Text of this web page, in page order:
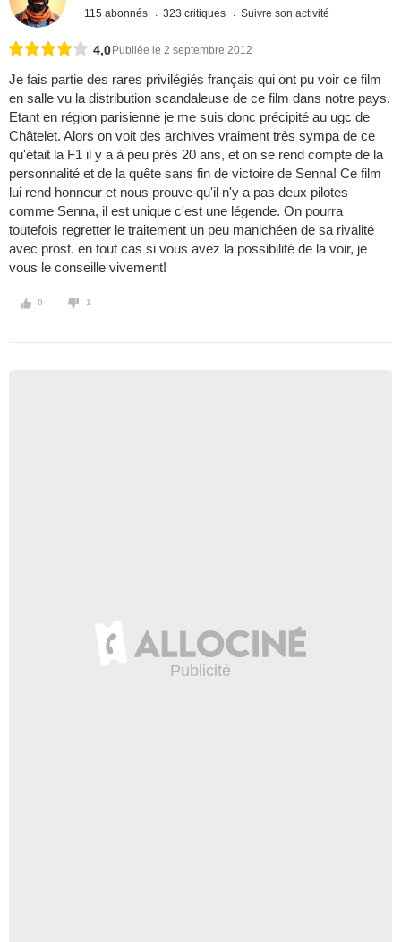
115 abonnés 323 critiques Suivre son activité
4,0 Publiée le 2 septembre 2012
Je fais partie des rares privilégiés français qui ont pu voir ce film
en salle vu la distribution scandaleuse de ce film dans notre pays.
Etant en région parisienne je me suis donc précipité au ugc de
Châtelet. Alors on voit des archives vraiment très sympa de ce
qu'était la F1 il y a à peu près 20 ans, et on se rend compte de la
personnalité et de la quête sans fin de victoire de Senna! Ce film
lui rend honneur et nous prouve qu'il n'y a pas deux pilotes
comme Senna, il est unique c'est une légende. On pourra
toutefois regretter le traitement un peu manichéen de sa rivalité
avec prost. en tout cas si vous avez la possibilité de la voir, je
vous le conseille vivement!
0 1